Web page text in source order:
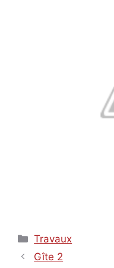
Catégories
Travaux
Gîte 2